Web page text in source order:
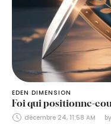
EDEN DIMENSION
Foi qui positionne-
décembre 24, 11:58 AM by